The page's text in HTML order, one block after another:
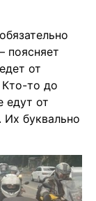
поясняет
от
то до
едут от
буквально